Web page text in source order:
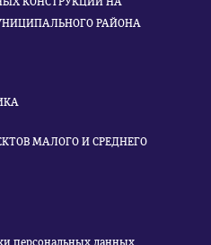
РАЙОНА
МАЛОГО И СРЕДНЕГО
персональных данных